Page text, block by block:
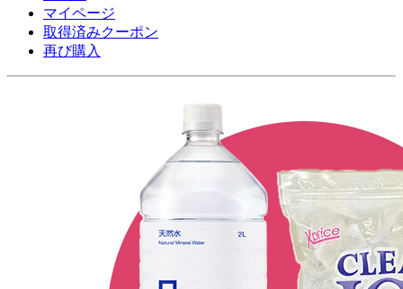
マイページ
取得済みクーポン
再び購入